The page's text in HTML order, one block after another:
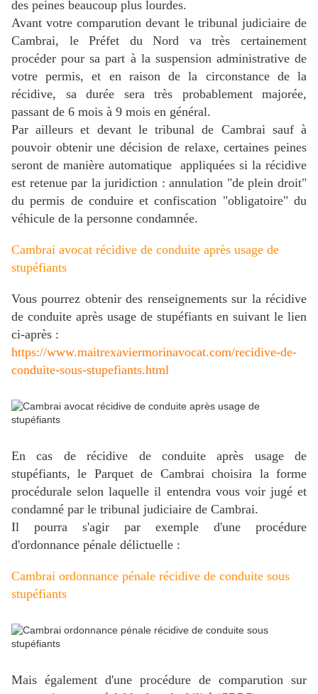
des peines beaucoup plus lourdes.
Avant votre comparution devant le tribunal judiciaire de
Cambrai, le Préfet du Nord va très certainement
procéder pour sa part à la suspension administrative de
votre permis, et en raison de la circonstance de la
récidive, sa durée sera très probablement majorée,
passant de 6 mois à 9 mois en général.
Par ailleurs et devant le tribunal de Cambrai sauf à
pouvoir obtenir une décision de relaxe, certaines peines
seront de manière automatique appliquées si la récidive
est retenue par la juridiction : annulation "de plein droit"
du permis de conduire et confiscation "obligatoire" du
véhicule de la personne condamnée.
Cambrai avocat récidive de conduite après usage de
stupéfiants
Vous pourrez obtenir des renseignements sur la récidive
de conduite après usage de stupéfiants en suivant le lien
ci-après :
https://www.maitrexaviermorinavocat.com/recidive-de-
conduite-sous-stupefiants.html
En cas de récidive de conduite après usage de
stupéfiants, le Parquet de Cambrai choisira la forme
procédurale selon laquelle il entendra vous voir jugé et
condamné par le tribunal judiciaire de Cambrai.
Il pourra s'agir par exemple d'une procédure
d'ordonnance pénale délictuelle :
Cambrai ordonnance pénale récidive de conduite sous
stupéfiants
Mais également d'une procédure de comparution sur